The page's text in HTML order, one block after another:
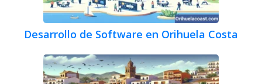
Desarrollo de Software en Orihuela Costa